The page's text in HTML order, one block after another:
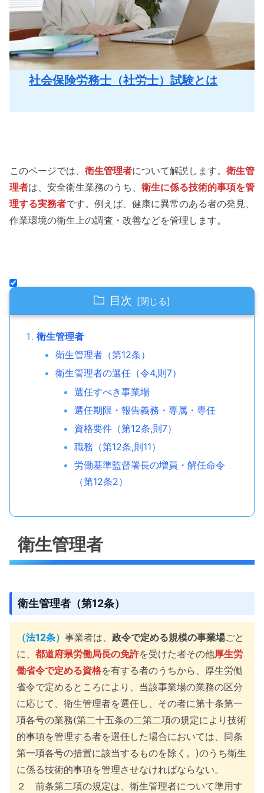
社会保険労務士（社労士）試験とは
このページでは、 衛生管理者について解説します。 衛生管
理者は、安全衛生業務のうち、 衛生に係る技術的事項を管
理する実務者です。例えば、健康に異常のある者の発見、
作業環境の衛生上の調査・改善などを管理します。
目次
衛生管理者
衛生管理者（第12条）
衛生管理者の選任（令4,則7）
選任すべき事業場
選任期限・報告義務・専属・専任
資格要件（第12条,則7）
職務（第12条,則11）
労働基準監督署長の増員・解任命令
（第12条2）
衛生管理者
衛生管理者（第12条）
（法12条） 事業者は、 政令で定める規模の事業場ごと
に、 都道府県労働局長の免許を受けた者その他厚生労
働省令で定める資格を有する者のうちから、厚生労働
省令で定めるところにより、当該事業場の業務の区分
に応じて、衛生管理者を選任し、その者に第十条第一
項各号の業務(第二十五条の二第二項の規定により技術
的事項を管理する者を選任した場合においては、同条
第一項各号の措置に該当するものを除く。)のうち衛生
に係る技術的事項を管理させなければならない。
２ 前条第二項の規定は、衛生管理者について準用す